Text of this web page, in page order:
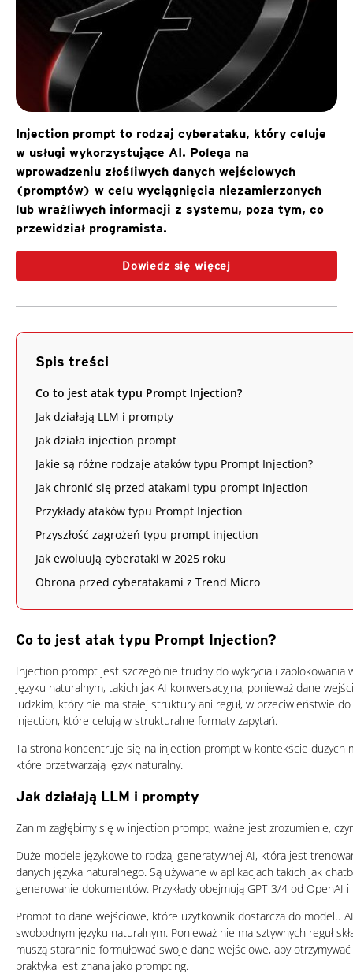
Injection prompt to rodzaj cyberataku, który celuje
w usługi wykorzystujące AI. Polega na
wprowadzeniu złośliwych danych wejściowych
(promptów) w celu wyciągnięcia niezamierzonych
lub wrażliwych informacji z systemu, poza tym, co
przewidział programista.
Dowiedz się więcej
Spis treści
Co to jest atak typu Prompt Injection?
Jak działają LLM i prompty
Jak działa injection prompt
Jakie są różne rodzaje ataków typu Prompt Injection?
Jak chronić się przed atakami typu prompt injection
Przykłady ataków typu Prompt Injection
Przyszłość zagrożeń typu prompt injection
Jak ewoluują cyberataki w 2025 roku
Obrona przed cyberatakami z Trend Micro
Co to jest atak typu Prompt Injection?
Injection prompt jest szczególnie trudny do wykrycia i zablokowania
języku naturalnym, takich jak AI konwersacyjna, ponieważ dane
ludzkim, który nie ma stałej struktury ani reguł, w przeciwieństwie
injection, które celują w strukturalne formaty zapytań.
Ta strona koncentruje się na injection prompt w kontekście dużych
które przetwarzają język naturalny.
Jak działają LLM i prompty
Zanim zagłębimy się w injection prompt, ważne jest zrozumienie,
Duże modele językowe to rodzaj generatywnej AI, która jest
danych języka naturalnego. Są używane w aplikacjach takich jak
generowanie dokumentów. Przykłady obejmują GPT-3/4 od OpenAI i
Prompt to dane wejściowe, które użytkownik dostarcza do modelu
swobodnym języku naturalnym. Ponieważ nie ma sztywnych reguł
muszą starannie formułować swoje dane wejściowe, aby
praktyka jest znana jako prompting.